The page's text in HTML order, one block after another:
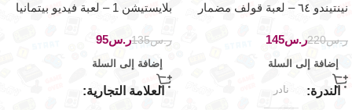
نينتيندو ٦٤ – لعبة قولف مضمار
ر.س220ر.س145
إضافة إلى السلة
الندرة نادر
بلايستيشن 1 – لعبة فيديو بيتمانيا
ر.س135ر.س95
إضافة إلى السلة
العلامة التجارية